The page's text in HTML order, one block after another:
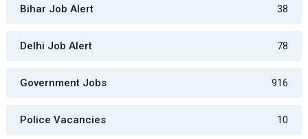
Bihar Job Alert 38
Delhi Job Alert 78
Government Jobs 916
Police Vacancies 10